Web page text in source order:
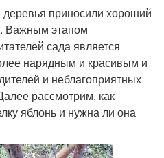
приносили хороший
Важным этапом
сада является
нарядным и красивым и
и неблагоприятных
рассмотрим, как
яблонь и нужна ли она